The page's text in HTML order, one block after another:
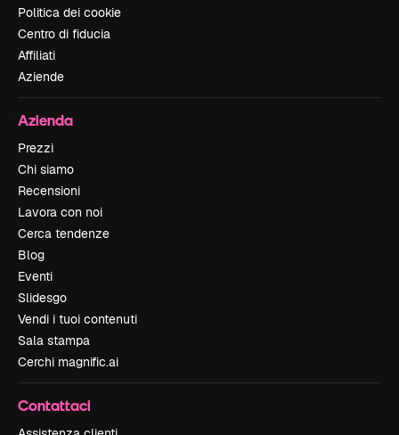
Politica dei cookie
Centro di fiducia
Affiliati
Aziende
Azienda
Prezzi
Chi siamo
Recensioni
Lavora con noi
Cerca tendenze
Blog
Eventi
Slidesgo
Vendi i tuoi contenuti
Sala stampa
Cerchi magnific.ai
Contattaci